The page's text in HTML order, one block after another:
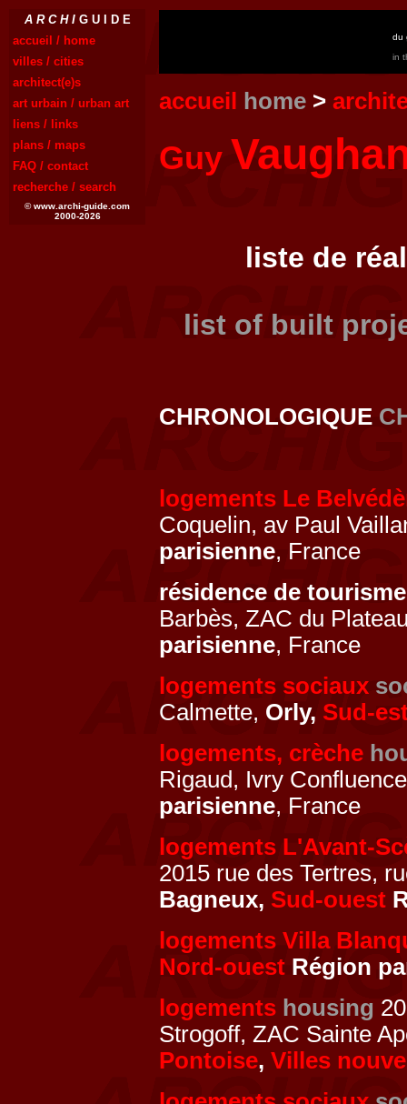
A R C H IG U I D E
accueil / home
villes / cities
architect(e)s
art urbain / urban art
liens / links
plans / maps
FAQ / contact
recherche / search
© www.archi-guide.com
2000-2026
du
in
accueil home >
Guy
liste de
list of built
CHRONOLOGIQUE
logements Le
Coquelin, av Paul
parisienne, France
résidence de
Barbès, ZAC du
parisienne, France
logements sociaux
Calmette, Orly, Sud-
logements, crèche
Rigaud, Ivry
parisienne, France
logements L'Avant-
2015 rue des Tertres,
Bagneux, Sud-ouest
logements Villa
Nord-ouest Région
logements housing
Strogoff, ZAC Sainte
Pontoise, Villes